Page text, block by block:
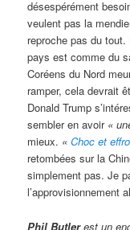
désespérément
veulent pas la
reproche pas du
pays est comme du
Coréens du Nord
ramper, cela devrait
Donald Trump
sembler en avoir «
mieux. «Choc et
retombées sur la
simplement pas. Je
l’approvisionnement
Phil Butlerest un